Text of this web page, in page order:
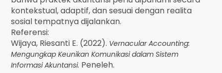
kontekstual, adaptif, dan sesuai dengan realita
sosial tempatnya dijalankan.
Referensi:
Wijaya, Riesanti E. (2022). Vernacular Accounting:
Mengungkap Keunikan Komunikasi dalam Sistem
Informasi Akuntansi. Peneleh.